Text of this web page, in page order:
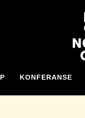
KONFERANSE